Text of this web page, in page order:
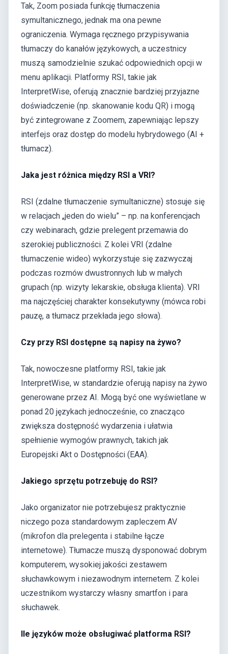
Tak, Zoom posiada funkcję tłumaczenia
symultanicznego, jednak ma ona pewne
ograniczenia. Wymaga ręcznego przypisywania
tłumaczy do kanałów językowych, a uczestnicy
muszą samodzielnie szukać odpowiednich opcji w
menu aplikacji. Platformy RSI, takie jak
InterpretWise, oferują znacznie bardziej przyjazne
doświadczenie (np. skanowanie kodu QR) i mogą
być zintegrowane z Zoomem, zapewniając lepszy
interfejs oraz dostęp do modelu hybrydowego (AI +
tłumacz).
Jaka jest różnica między RSI a VRI?
RSI (zdalne tłumaczenie symultaniczne) stosuje się
w relacjach „jeden do wielu” – np. na konferencjach
czy webinarach, gdzie prelegent przemawia do
szerokiej publiczności. Z kolei VRI (zdalne
tłumaczenie wideo) wykorzystuje się zazwyczaj
podczas rozmów dwustronnych lub w małych
grupach (np. wizyty lekarskie, obsługa klienta). VRI
ma najczęściej charakter konsekutywny (mówca robi
pauzę, a tłumacz przekłada jego słowa).
Czy przy RSI dostępne są napisy na żywo?
Tak, nowoczesne platformy RSI, takie jak
InterpretWise, w standardzie oferują napisy na żywo
generowane przez AI. Mogą być one wyświetlane w
ponad 20 językach jednocześnie, co znacząco
zwiększa dostępność wydarzenia i ułatwia
spełnienie wymogów prawnych, takich jak
Europejski Akt o Dostępności (EAA).
Jakiego sprzętu potrzebuję do RSI?
Jako organizator nie potrzebujesz praktycznie
niczego poza standardowym zapleczem AV
(mikrofon dla prelegenta i stabilne łącze
internetowe). Tłumacze muszą dysponować dobrym
komputerem, wysokiej jakości zestawem
słuchawkowym i niezawodnym internetem. Z kolei
uczestnikom wystarczy własny smartfon i para
słuchawek.
Ile języków może obsługiwać platforma RSI?